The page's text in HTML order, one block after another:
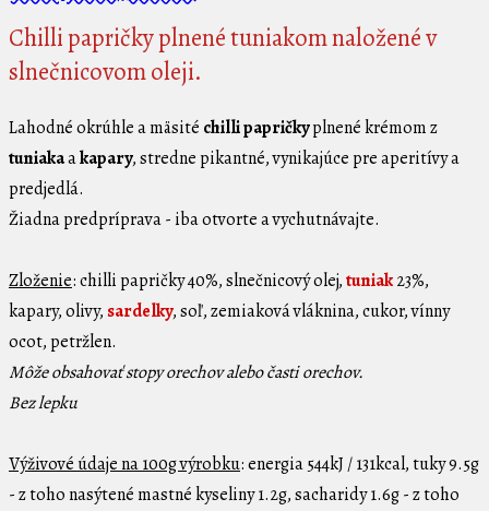
Chilli papričky plnené tuniakom naložené v
slnečnicovom oleji.
Lahodné okrúhle a mäsité chilli papričkyplnené krémom z
tuniakaakapary, stredne pikantné, vynikajúce pre aperitívy a
predjedlá.
Žiadna predpríprava - iba otvorte a vychutnávajte.
Zloženie: chilli papričky 40%, slnečnicový olej,tuniak23%,
kapary, olivy, sardelky, soľ, zemiaková vláknina, cukor, vínny
ocot, petržlen.
Môže obsahovať stopy orechov alebo časti orechov.
Bez lepku
Výživové údaje na 100g výrobku: energia 544kJ / 131kcal, tuky 9.5g
- z toho nasýtené mastné kyseliny 1.2g, sacharidy 1.6g - z toho